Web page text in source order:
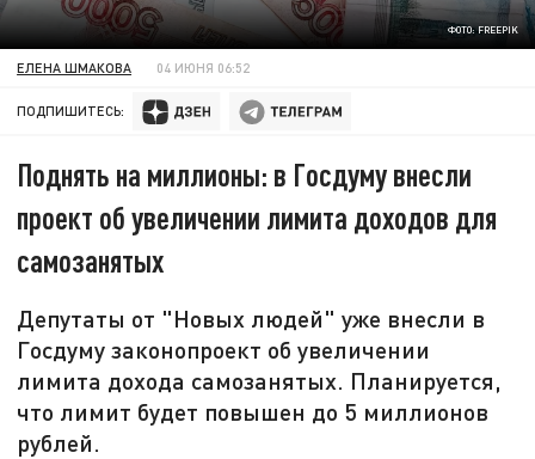
ФОТО: FREEPIK
ЕЛЕНА ШМАКОВА 04 ИЮНЯ 06:52
ПОДПИШИТЕСЬ:
Поднять на миллионы: в Госдуму внесли
проект об увеличении лимита доходов для
самозанятых
Депутаты от "Новых людей" уже внесли в
Госдуму законопроект об увеличении
лимита дохода самозанятых. Планируется,
что лимит будет повышен до 5 миллионов
рублей.